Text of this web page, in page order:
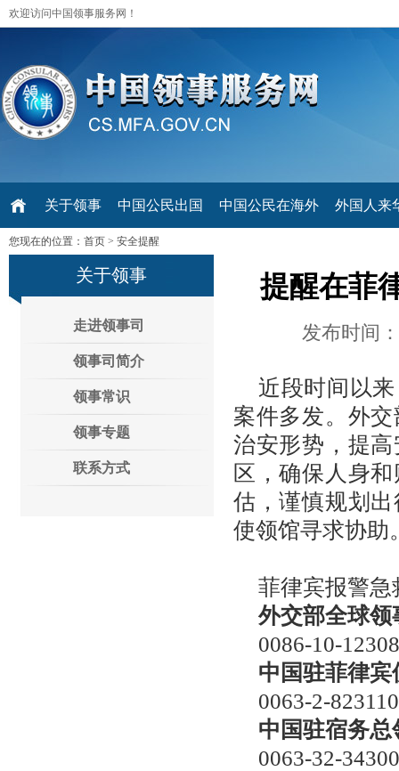
欢迎访问中国领事服务网！
关于领事 中国公民出国 中国公民在海外 外国人来
您现在的位置： 首页 > 安全提醒
关于领事
走进领事司
领事司简介
领事常识
领事专题
联系方式
提醒在菲
发布时间
近段时间以
案件多发。外
治安形势，提
区，确保人身
估，谨慎规划
使领馆寻求协助
菲律宾报警急
外交部全球领
0086-10-
中国驻菲律
0063-2-
中国驻宿务
0063-32-